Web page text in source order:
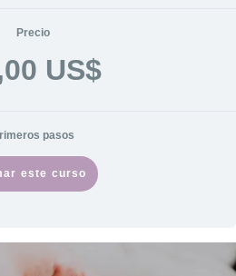
Precio
US$
pasos
este curso